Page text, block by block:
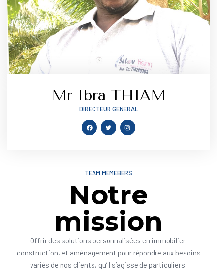
Mr Ibra THIAM
DIRECTEUR GENERAL
TEAM MEMEBERS
Notre
mission
Offrir des solutions personnalisées en immobilier,
construction, et aménagement pour répondre aux besoins
variés de nos clients, qu’il s’agisse de particuliers,